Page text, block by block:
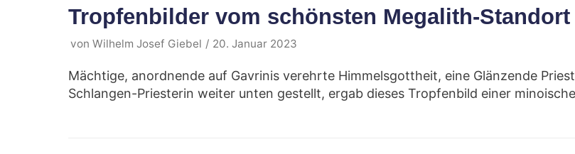
Tropfenbilder vom schönsten Megalith-Standort
von Wilhelm Josef Giebel 20. Januar 2023
Mächtige, anordnende auf Gavrinis verehrte Himmelsgottheit, eine Glänzende
Schlangen-Priesterin weiter unten gestellt, ergab dieses Tropfenbild einer